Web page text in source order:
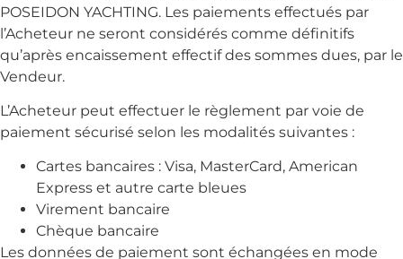
POSEIDON YACHTING. Les paiements effectués par
l’Acheteur ne seront considérés comme définitifs
qu’après encaissement effectif des sommes dues, par le
Vendeur.
L’Acheteur peut effectuer le règlement par voie de
paiement sécurisé selon les modalités suivantes :
Cartes bancaires : Visa, MasterCard, American
Express et autre carte bleues
Virement bancaire
Chèque bancaire
Les données de paiement sont échangées en mode